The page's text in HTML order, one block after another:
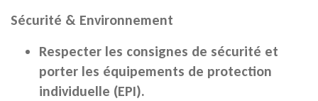
Sécurité & Environnement
Respecter les consignes de sécurité et
porter les équipements de protection
individuelle (EPI).